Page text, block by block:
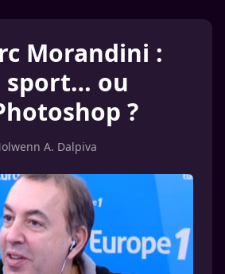
Morandini :
sport… ou
?
A. Dalpiva